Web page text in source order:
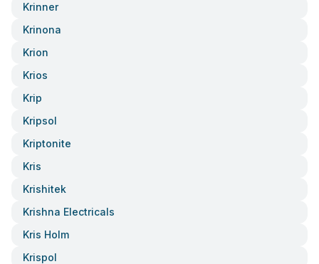
Krinner
Krinona
Krion
Krios
Krip
Kripsol
Kriptonite
Kris
Krishitek
Krishna Electricals
Kris Holm
Krispol